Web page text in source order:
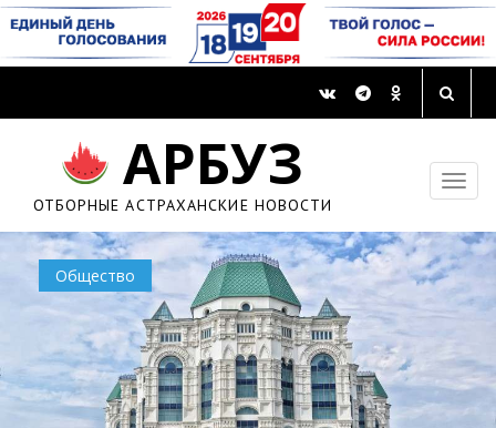
АРБУЗ
ОТБОРНЫЕ АСТРАХАНСКИЕ НОВОСТИ
Общество